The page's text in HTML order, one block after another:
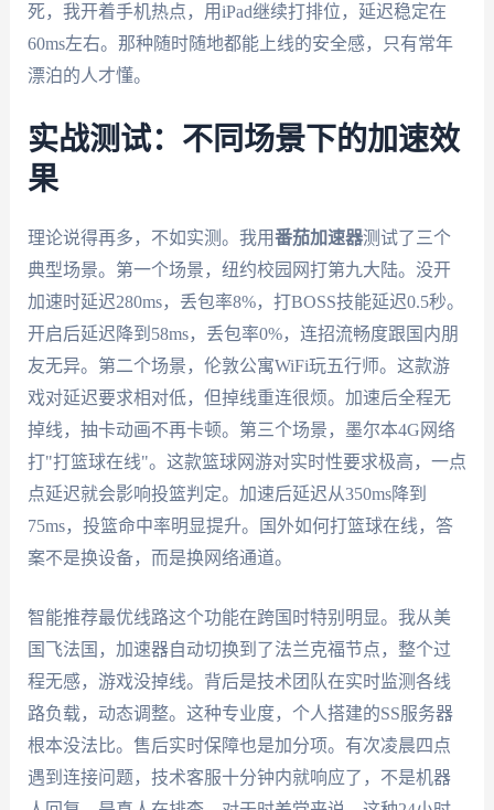
死，我开着手机热点，用iPad继续打排位，延迟稳定在
60ms左右。那种随时随地都能上线的安全感，只有常年
漂泊的人才懂。
实战测试：不同场景下的加速效
果
理论说得再多，不如实测。我用番茄加速器测试了三个
典型场景。第一个场景，纽约校园网打第九大陆。没开
加速时延迟280ms，丢包率8%，打BOSS技能延迟0.5秒。
开启后延迟降到58ms，丢包率0%，连招流畅度跟国内朋
友无异。第二个场景，伦敦公寓WiFi玩五行师。这款游
戏对延迟要求相对低，但掉线重连很烦。加速后全程无
掉线，抽卡动画不再卡顿。第三个场景，墨尔本4G网络
打"打篮球在线"。这款篮球网游对实时性要求极高，一点
点延迟就会影响投篮判定。加速后延迟从350ms降到
75ms，投篮命中率明显提升。国外如何打篮球在线，答
案不是换设备，而是换网络通道。
智能推荐最优线路这个功能在跨国时特别明显。我从美
国飞法国，加速器自动切换到了法兰克福节点，整个过
程无感，游戏没掉线。背后是技术团队在实时监测各线
路负载，动态调整。这种专业度，个人搭建的SS服务器
根本没法比。售后实时保障也是加分项。有次凌晨四点
遇到连接问题，技术客服十分钟内就响应了，不是机器